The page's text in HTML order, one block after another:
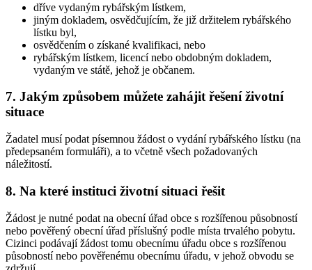
dříve vydaným rybářským lístkem,
jiným dokladem, osvědčujícím, že již držitelem rybářského
lístku byl,
osvědčením o získané kvalifikaci, nebo
rybářským lístkem, licencí nebo obdobným dokladem,
vydaným ve státě, jehož je občanem.
7. Jakým způsobem můžete zahájit řešení životní
situace
Žadatel musí podat písemnou žádost o vydání rybářského lístku (na
předepsaném formuláři), a to včetně všech požadovaných
náležitostí.
8. Na které instituci životní situaci řešit
Žádost je nutné podat na obecní úřad obce s rozšířenou působností
nebo pověřený obecní úřad příslušný podle místa trvalého pobytu.
Cizinci podávají žádost tomu obecnímu úřadu obce s rozšířenou
působností nebo pověřenému obecnímu úřadu, v jehož obvodu se